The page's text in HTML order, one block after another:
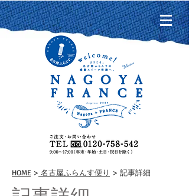
HOME > 名古屋ふらんす便り > 記事詳細